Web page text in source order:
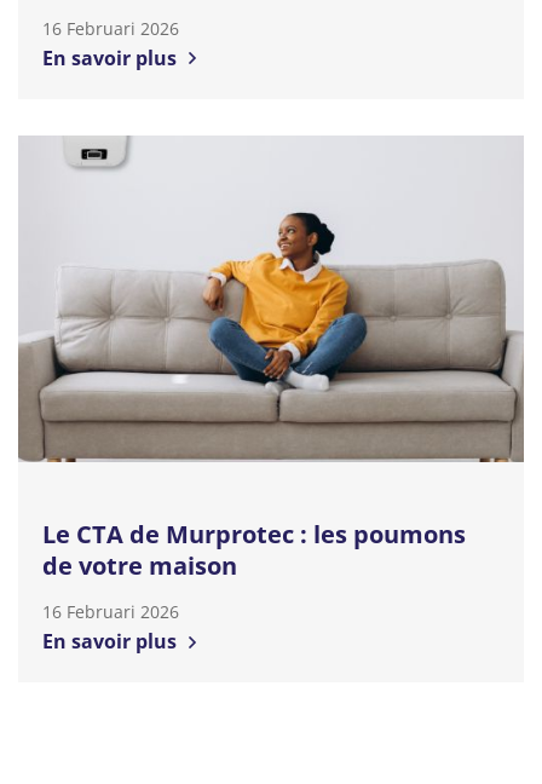
16 Februari 2026
En savoir plus
Le CTA de Murprotec : les poumons
de votre maison
16 Februari 2026
En savoir plus